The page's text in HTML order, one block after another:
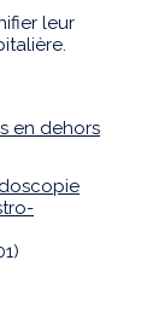
leur
en dehors